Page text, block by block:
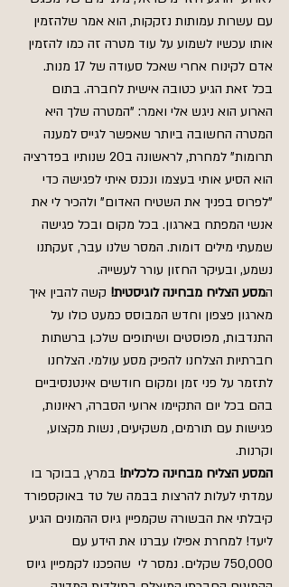
עם עשרות עמותות נזקקות, הוא אמר שלהזמין
אותו עכשיו לשמוע על עוד מטרה זה כמו להזמין
אדם לקינוח אחרי שאכל סעודה של 17 מנות.
בכל זאת הגיע כטובה אישית לחברה. בתום
הארוע הוא ניגש אלי ואמר: "המטרה שלך היא
המטרה החשובה ביותר שאפשר לגייס למענה
תרומות" למחרת, לראשונה ב20 שנותיו בפדרציה
הוא הסיע אותי בעצמו ונכנס איתי לפגישה כדי
"לפרוס בפניך את השטיח האדום" ולהכיר לי את
אנשי המפתח בארגון. בכל מקום ובכל פגישה
שמעתי מילים דומות. המסר שלנו עבר, זעקתנו
נשמע, ובעיקר החזון עורר לעשייה.
המסע הצליח מבחינה לוגיסטית! קשה להבין איך
מארגון פצפון וחדש המבוסס כמעט כולו על
התנדבות, מפוסטים ושיתופים שלכ.ן ברשתות
חברתיות הצלחנו להפיק מסע עולמי. הצלחנו
לתזמר על פני זמן ומקום חודשים אינטנסיביים
בהם בכל יום התקיימו ארועי הסברה, ראיונות,
פגישות עם תורמים, משקיעים, נשות מקצוע,
וקרנות.
המסע הצליח מבחינה כלכלית! במרץ, בבוקר בו
עמדתי לעלות להרצות בבמה של טד באוקספורד
קיבלתי את הבשורה שקמפיין גיוס ההמונים הגיע
ליעד! למחרת אפילו עברנו את הידע עם
750,000 שקלים. נמסר לי  שהפכנו לקמפיין גיוס